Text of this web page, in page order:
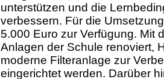
unterstützen und die
verbessern. Für die
5.000 Euro zur Verfügung. Mit
Anlagen der Schule renoviert,
moderne Filteranlage zur
eingerichtet werden. Darüber